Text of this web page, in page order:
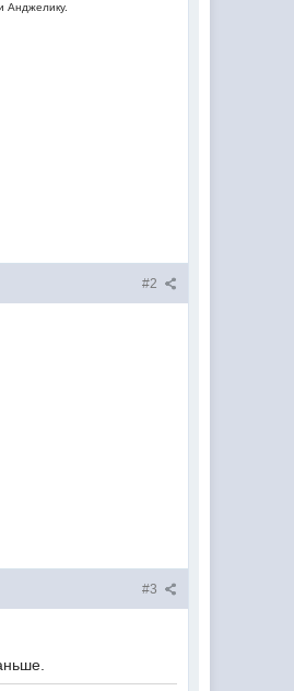
Анджелику.
#2
#3